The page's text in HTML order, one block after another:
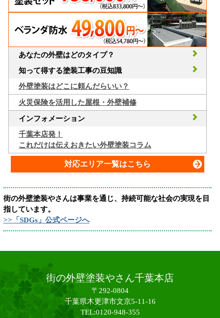
あなたの外壁はどのタイプ？
知って得する塗装工事の豆知識
外壁塗装はどこに頼んだらいい？
火災保険を活用した屋根・外壁補修
インフォメーション
千葉本店発！
これだけは伝えおきたい外壁塗装コラム
対応エリア一覧はこちら
街の外壁塗装やさんは事業を通じ、持続可能な社会の実現を目
指しています。
>>「SDGs」公式ページへ
街の外壁塗装やさん千葉本店
〒292-0804
千葉県木更津市文京5-11-16
TEL:0120-948-355